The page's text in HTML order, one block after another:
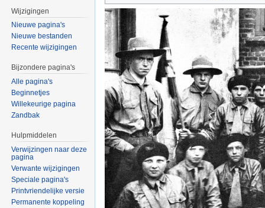
Wijzigingen
Nieuwe pagina's
Nieuwe bestanden
Recente wijzigingen
Bijzondere pagina's
Alle pagina's
Beginnetjes
Willekeurige pagina
Zandbak
Hulpmiddelen
Verwijzingen naar deze
pagina
Verwante wijzigingen
Speciale pagina's
Printvriendelijke versie
Permanente koppeling